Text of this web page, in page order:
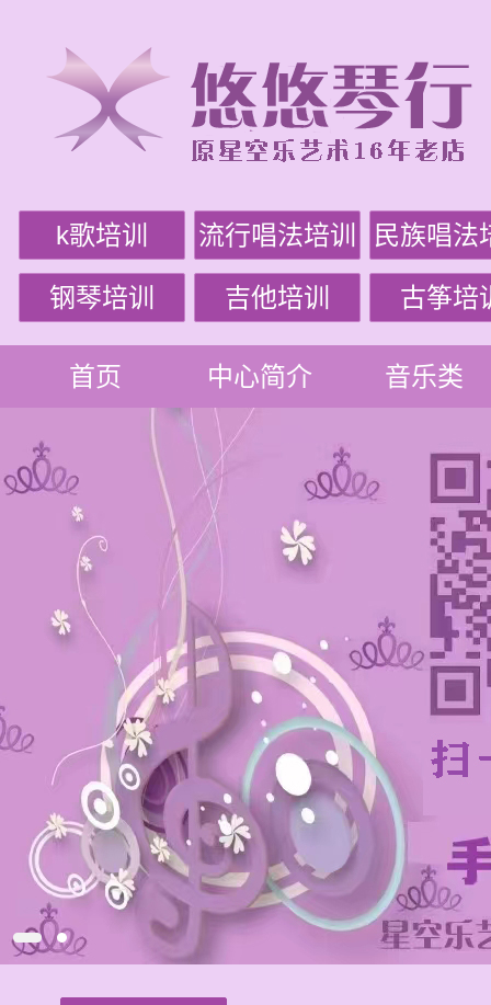
k歌培训 流行唱法培训 民族唱法
钢琴培训 吉他培训 古筝培
首页 中心简介 音乐类